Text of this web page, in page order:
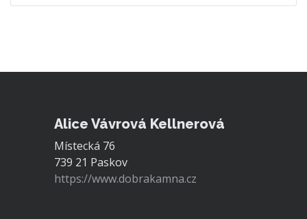
Alice Vávrová Kellnerová
Místecká 76
739 21 Paskov
https://www.dobrakamna.cz